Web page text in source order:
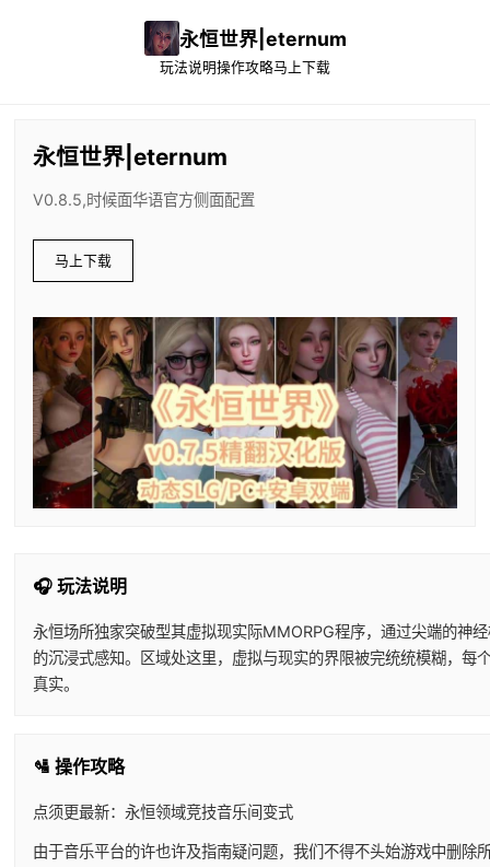
永恒世界|eternum
玩法说明操作攻略马上下载
永恒世界|eternum
V0.8.5,时候面华语官方侧面配置
马上下载
🎧 玩法说明
永恒场所独家突破型其虚拟现实际MMORPG程序，通过尖端的神
的沉浸式感知。区域处这里，虚拟与现实的界限被完统统模糊，每
真实。
🛂 操作攻略
点须更最新：永恒领域竞技音乐间变式
由于音乐平台的许也许及指南疑问题，我们不得不头始游戏中删除